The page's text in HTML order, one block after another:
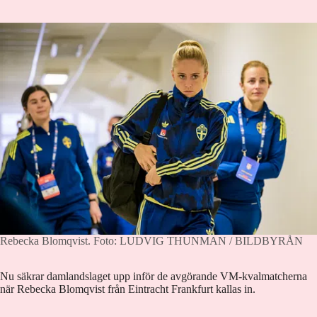
Rebecka Blomqvist. Foto: LUDVIG THUNMAN / BILDBYRÅN
Nu säkrar damlandslaget upp inför de avgörande VM-kvalmatcherna
när Rebecka Blomqvist från Eintracht Frankfurt kallas in.